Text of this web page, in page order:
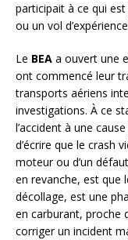
participait à ce qui
ou un vol
Le BEA a ouvert une
ont commencé leur
transports aériens
investigations. À ce
l’accident à une
d’écrire que le crash
moteur ou d’un
en revanche, est que
décollage, est une
en carburant, proche
corriger un incident